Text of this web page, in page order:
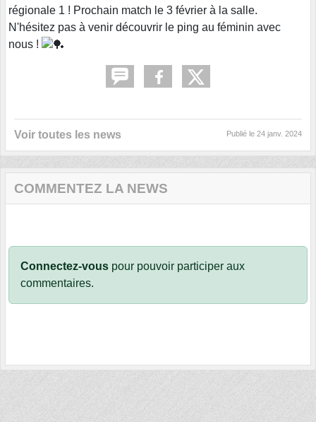
régionale 1 ! Prochain match le 3 février à la salle.
N'hésitez pas à venir découvrir le ping au féminin avec
nous !
Voir toutes les news Publié le 24 janv. 2024
COMMENTEZ LA NEWS
Connectez-vous pour pouvoir participer aux
commentaires.